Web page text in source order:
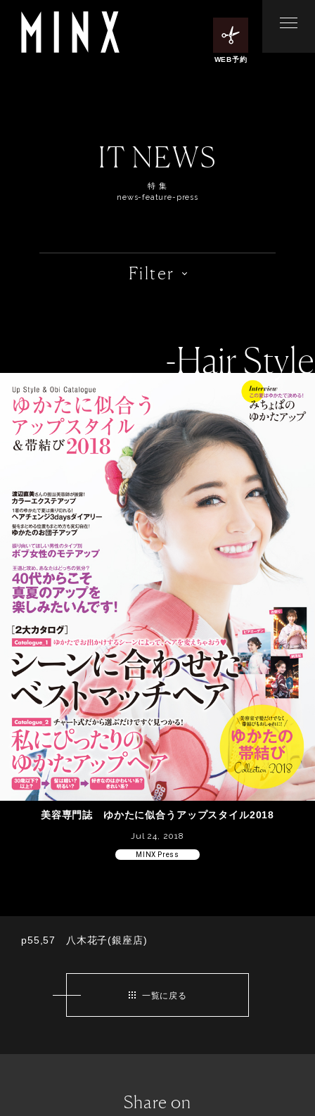
WEB予約
IT NEWS
特 集
news-feature-press
Filter
-Hair Style
美容専門誌 ゆかたに似合うアップスタイル2018
Jul 24, 2018
MINX Press
p55,57 八木花子(銀座店)
一覧に戻る
Share on